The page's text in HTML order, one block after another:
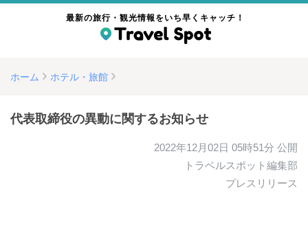
最新の旅行・観光情報をいち早くキャッチ！
ホーム ホテル・旅館
代表取締役の異動に関するお知らせ
2022年12月02日 05時51分 公開
トラベルスポット編集部
プレスリリース